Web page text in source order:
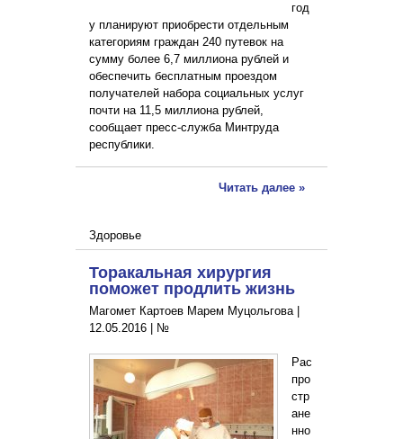
год
у планируют приобрести отдельным
категориям граждан 240 путевок на
сумму более 6,7 миллиона рублей и
обеспечить бесплатным проездом
получателей набора социальных услуг
почти на 11,5 миллиона рублей,
сообщает пресс-служба Минтруда
республики.
Читать далее »
Здоровье
Торакальная хирургия
поможет продлить жизнь
Магомет Картоев Марем Муцольгова |
12.05.2016
№
Рас
про
стр
ане
нно